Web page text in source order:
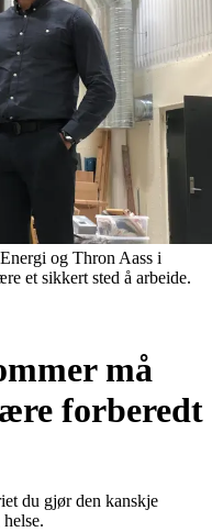
og Thron Aass i
et sikkert sted å arbeide.
må
forberedt
du gjør den kanskje